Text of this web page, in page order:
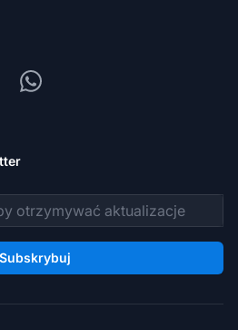
Whatsapp
Subskrybuj